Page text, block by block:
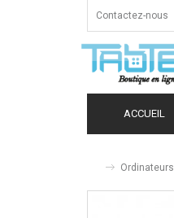
Contactez-nous
ACCUEIL
Ordinateurs